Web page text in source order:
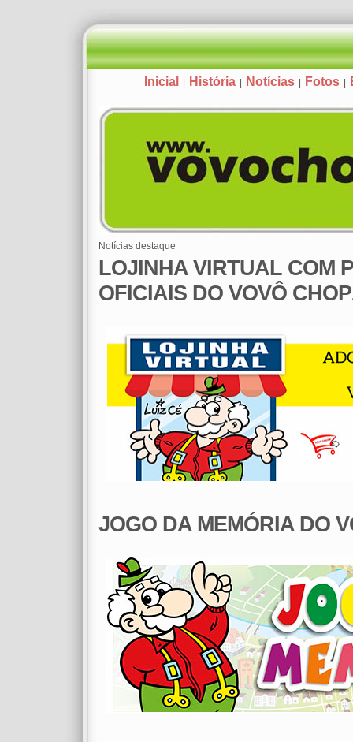
Inicial História Notícias Fotos
Notícias destaque
LOJINHA VIRTUAL COM
OFICIAIS DO VOVÔ
JOGO DA MEMÓRIA DO